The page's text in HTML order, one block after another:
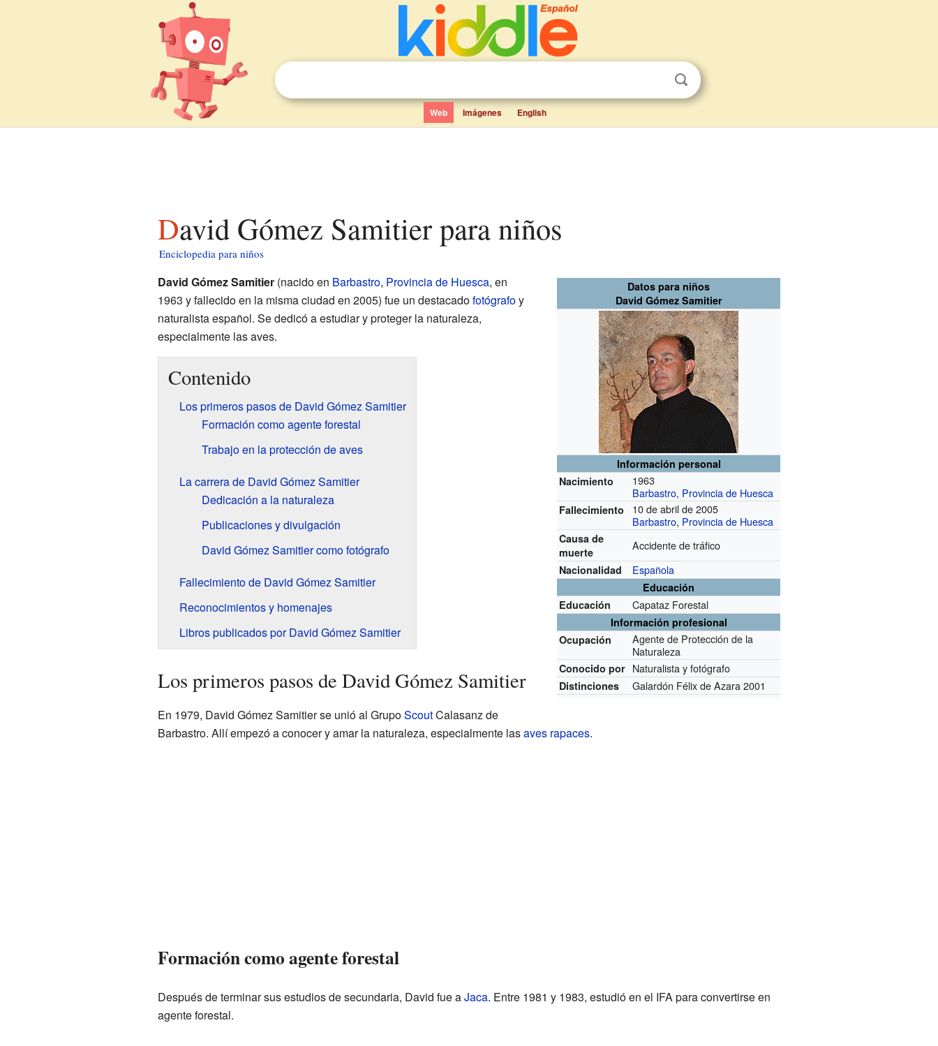
Web Imágenes English
David Gómez Samitier para niños
Enciclopedia para niños
Datos para niños
David Gómez Samitier
Información personal
Nacimiento
1963
Barbastro, Provincia de Huesca
Fallecimiento
10 de abril de 2005
Barbastro, Provincia de Huesca
Causa de
muerte
Accidente de tráfico
Nacionalidad Española
Educación
Educación
Capataz Forestal
Información profesional
Ocupación
Agente de Protección de la
Naturaleza
Conocido por Naturalista y fotógrafo
Distinciones Galardón Félix de Azara 2001
David Gómez Samitier(nacido en Barbastro, Provincia de Huesca, en
1963 y fallecido en la misma ciudad en 2005) fue un destacadofotógrafoy
naturalista español. Se dedicó a estudiar y proteger la naturaleza,
especialmente las aves.
Contenido
Los primeros pasos de David Gómez Samitier
Formación como agente forestal
Trabajo en la protección de aves
La carrera de David Gómez Samitier
Dedicación a la naturaleza
Publicaciones y divulgación
David Gómez Samitier como fotógrafo
Fallecimiento de David Gómez Samitier
Reconocimientos y homenajes
Libros publicados por David Gómez Samitier
Los primeros pasos de David Gómez Samitier
En 1979, David Gómez Samitier se unió al GrupoScoutCalasanz de
Barbastro. Allí empezó a conocer y amar la naturaleza, especialmente lasaves rapaces.
Formación como agente forestal
Después de terminar sus estudios de secundaria, David fue aJaca. Entre 1981 y 1983, estudió en el IFA para convertirse en
agente forestal.